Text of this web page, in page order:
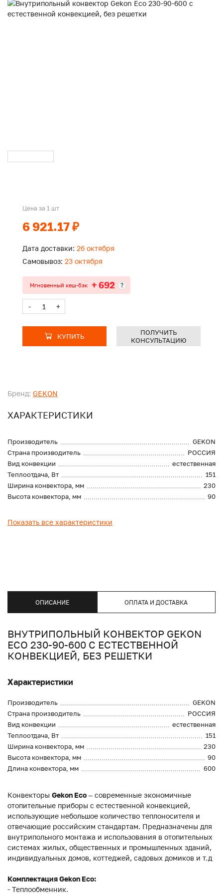
Бренд: GEKON
ХАРАКТЕРИСТИКИ
Производитель
GEKON
Страна производитель
РОССИЯ
Вид конвекции
естественная
Теплоотдача, Вт
151
Ширина конвектора, мм
230
Высота конвектора, мм
90
Показать все характеристики
Цена за 1 шт
6 921.17 ₽
Дата доставки: 26 октября
Самовывоз: 23 октября
Мгновенный кеш-бэк + 692 ?
- +
КУПИТЬ
ПОЛУЧИТЬ
КОНСУЛЬТАЦИЮ
ОПИСАНИЕ ОПЛАТА И ДОСТАВКА
ВНУТРИПОЛЬНЫЙ КОНВЕКТОР GEKON
ECO 230-90-600 С ЕСТЕСТВЕННОЙ
КОНВЕКЦИЕЙ, БЕЗ РЕШЕТКИ
Характеристики
Производитель
GEKON
Страна производитель
РОССИЯ
Вид конвекции
естественная
Теплоотдача, Вт
151
Ширина конвектора, мм
230
Высота конвектора, мм
90
Длина конвектора, мм
600
Конвекторы Gekon Eco – современные экономичные
отопительные приборы с естественной конвекцией,
использующие небольшое количество теплоносителя и
отвечающие российским стандартам. Предназначены для
внутрипольного монтажа и использования в отопительных
системах жилых, общественных и промышленных зданий,
индивидуальных домов, коттеджей, садовых домиков и т.д
Комплектация Gekon Eco:
- Теплообменник.